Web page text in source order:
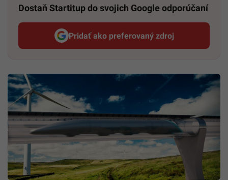
Dostaň Startitup do svojich Google odporúčaní
Pridať ako preferovaný zdroj
Startitup, odkaz sa otvorí v